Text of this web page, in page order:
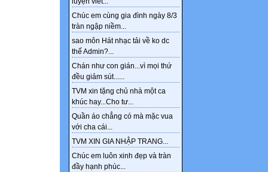
Chúc em cùng gia đình ngày 8/3
tràn ngập niềm...
sao môn Hát nhạc tải về ko dc
thế Admin?...
Chán như con gián...vì mọi thứ
đều giảm sút......
TVM xin tặng chủ nhà một ca
khúc hay...Cho tư...
Quần áo chẳng có mà mặc vua
với cha cái...
TVM XIN GIA NHẬP TRANG...
Chúc em luôn xinh đẹp và tràn
đầy hạnh phúc...